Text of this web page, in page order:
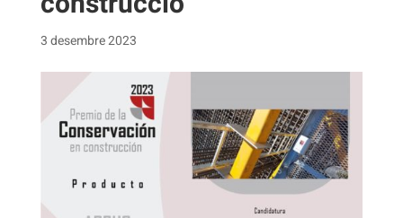
3 desembre 2023